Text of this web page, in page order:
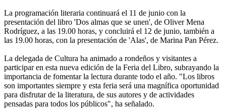
La programación literaria continuará el 11 de junio con la
presentación del libro 'Dos almas que se unen', de Oliver Mena
Rodríguez, a las 19.00 horas, y concluirá el 12 de junio, también a
las 19.00 horas, con la presentación de 'Alas', de Marina Pan Pérez.
La delegada de Cultura ha animado a rondeños y visitantes a
participar en esta nueva edición de la Feria del Libro, subrayando la
importancia de fomentar la lectura durante todo el año. "Los libros
son importantes siempre y esta feria será una magnífica oportunidad
para disfrutar de la literatura, de sus autores y de actividades
pensadas para todos los públicos", ha señalado.